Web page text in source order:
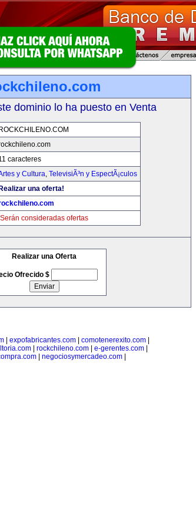
dominio lo ha puesto en Venta
ROCKCHILENO.COM
caracteres
y Cultura, TelevisiÃ³n y EspectÃ¡culos
Realizar una oferta!
Serán consideradas ofertas
Realizar una Oferta
Ofrecido $
expofabricantes.com comotenerexito.com
rockchileno.com e-gerentes.com
| negociosymercadeo.com|